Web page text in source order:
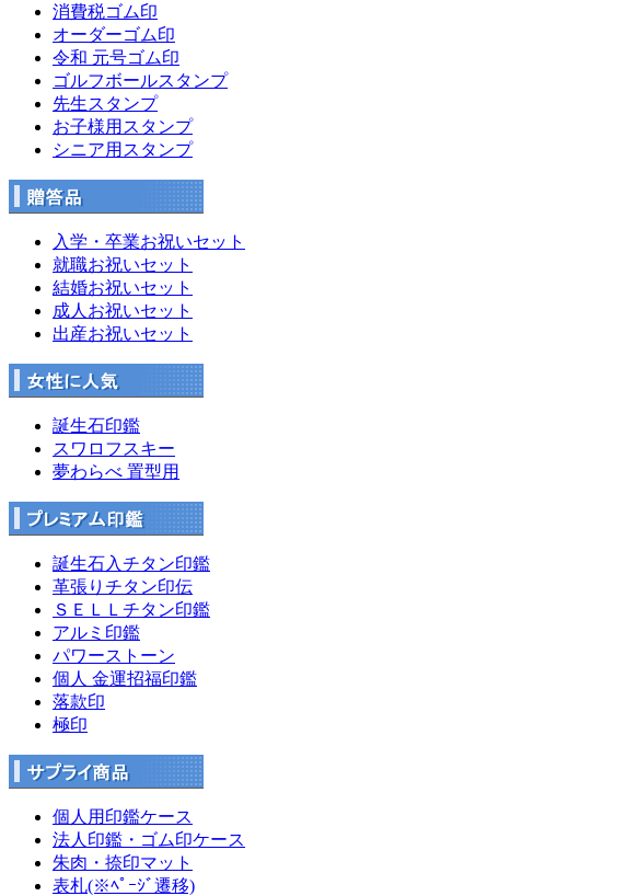
消費税ゴム印
オーダーゴム印
令和 元号ゴム印
ゴルフボールスタンプ
先生スタンプ
お子様用スタンプ
シニア用スタンプ
入学・卒業お祝いセット
就職お祝いセット
結婚お祝いセット
成人お祝いセット
出産お祝いセット
誕生石印鑑
スワロフスキー
夢わらべ 置型用
誕生石入チタン印鑑
革張りチタン印伝
ＳＥＬＬチタン印鑑
アルミ印鑑
パワーストーン
個人 金運招福印鑑
落款印
極印
個人用印鑑ケース
法人印鑑・ゴム印ケース
朱肉・捺印マット
表札(※ﾍﾟｰｼﾞ遷移)